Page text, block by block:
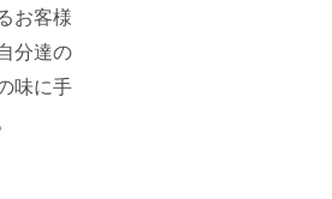
お客様
分達の
味に手